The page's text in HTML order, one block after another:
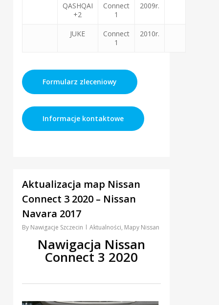
QASHQAI
+2
Connect
1
2009r.
JUKE
Connect
1
2010r.
Formularz zleceniowy
Informacje kontaktowe
Aktualizacja map Nissan
Connect 3 2020 – Nissan
Navara 2017
By Nawigacje Szczecin Aktualności, Mapy Nissan
Nawigacja Nissan
Connect 3 2020